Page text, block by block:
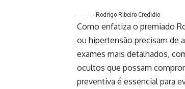
Rodrigo Ribeiro Credidio
Como enfatiza o premiado
ou hipertensão precisam de
exames mais detalhados,
ocultos que possam
preventiva é essencial para